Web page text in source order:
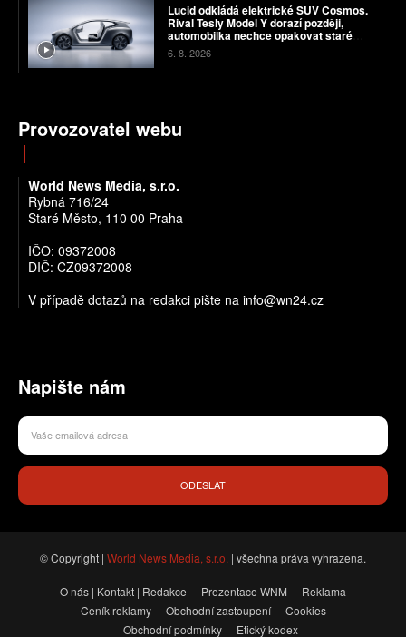
Lucid odkládá elektrické SUV Cosmos.
Rival Tesly Model Y dorazí později,
automobilka nechce opakovat staré
chyby
6. 8. 2026
Provozovatel webu
World News Media, s.r.o.
Rybná 716/24
Staré Město, 110 00 Praha
IČO: 09372008
DIČ: CZ09372008
V případě dotazů na redakci pište na info@wn24.cz
Napište nám
ODESLAT
© Copyright | World News Media, s.r.o. | všechna práva vyhrazena.
O nás | Kontakt | Redakce Prezentace WNM
Reklama
Ceník reklamy
Obchodní zastoupení
Cookies
Obchodní podmínky
Etický kodex